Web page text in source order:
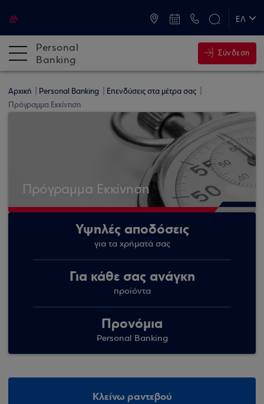
ΕΛ
Personal
Banking
Σύνδεση
Αρχική Personal Banking
Επενδύσεις στα μέτρα σας
Πρόγραμμα Εκκίνηση
Πρόγραμμα Εκκίνηση
Υψηλές αποδόσεις
για τα χρήματά σας
Για κάθε σας ανάγκη
προϊόντα
Προνόμια
Personal Banking
Κλείνω ραντεβού